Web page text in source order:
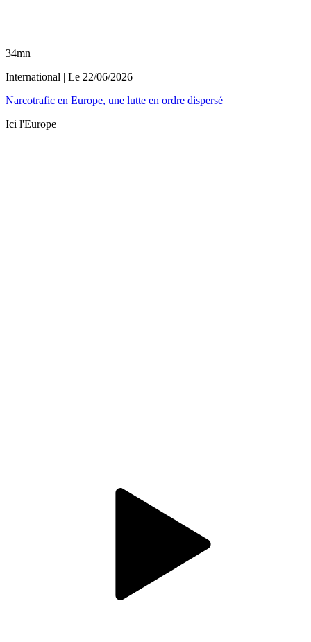
34mn
International | Le 22/06/2026
Narcotrafic en Europe, une lutte en ordre dispersé
Ici l'Europe